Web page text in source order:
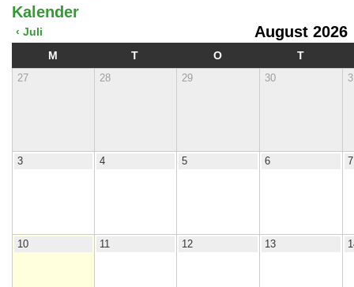
Kalender
‹ Juli August 2026
M T O T
27 28 29 30
3 4 5 6 7
10 11 12 13